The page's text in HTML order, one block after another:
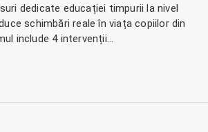
dedicate educației timpurii la nivel
schimbări reale în viața copiilor din
include 4 intervenții…